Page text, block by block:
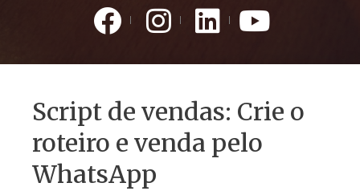
Script de vendas: Crie o
roteiro e venda pelo
WhatsApp